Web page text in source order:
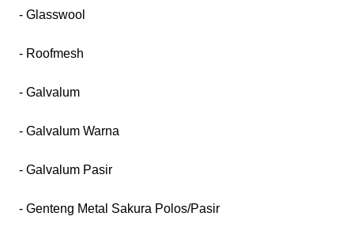
- Glasswool
- Roofmesh
- Galvalum
- Galvalum Warna
- Galvalum Pasir
- Genteng Metal Sakura Polos/Pasir